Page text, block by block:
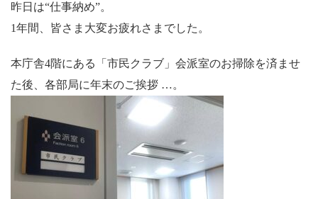
昨日は“仕事納め”。
1年間、皆さま大変お疲れさまでした。
本庁舎4階にある「市民クラブ」会派室のお掃除を済ませ
た後、各部局に年末のご挨拶 …。